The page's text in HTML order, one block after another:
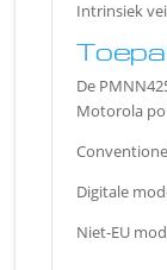
Intrinsiek
De
Motorola
Digitale
Niet-EU